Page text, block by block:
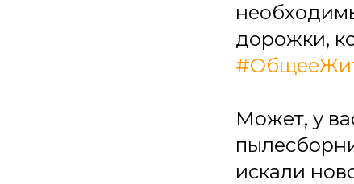
дорожки,
Может, у
искали